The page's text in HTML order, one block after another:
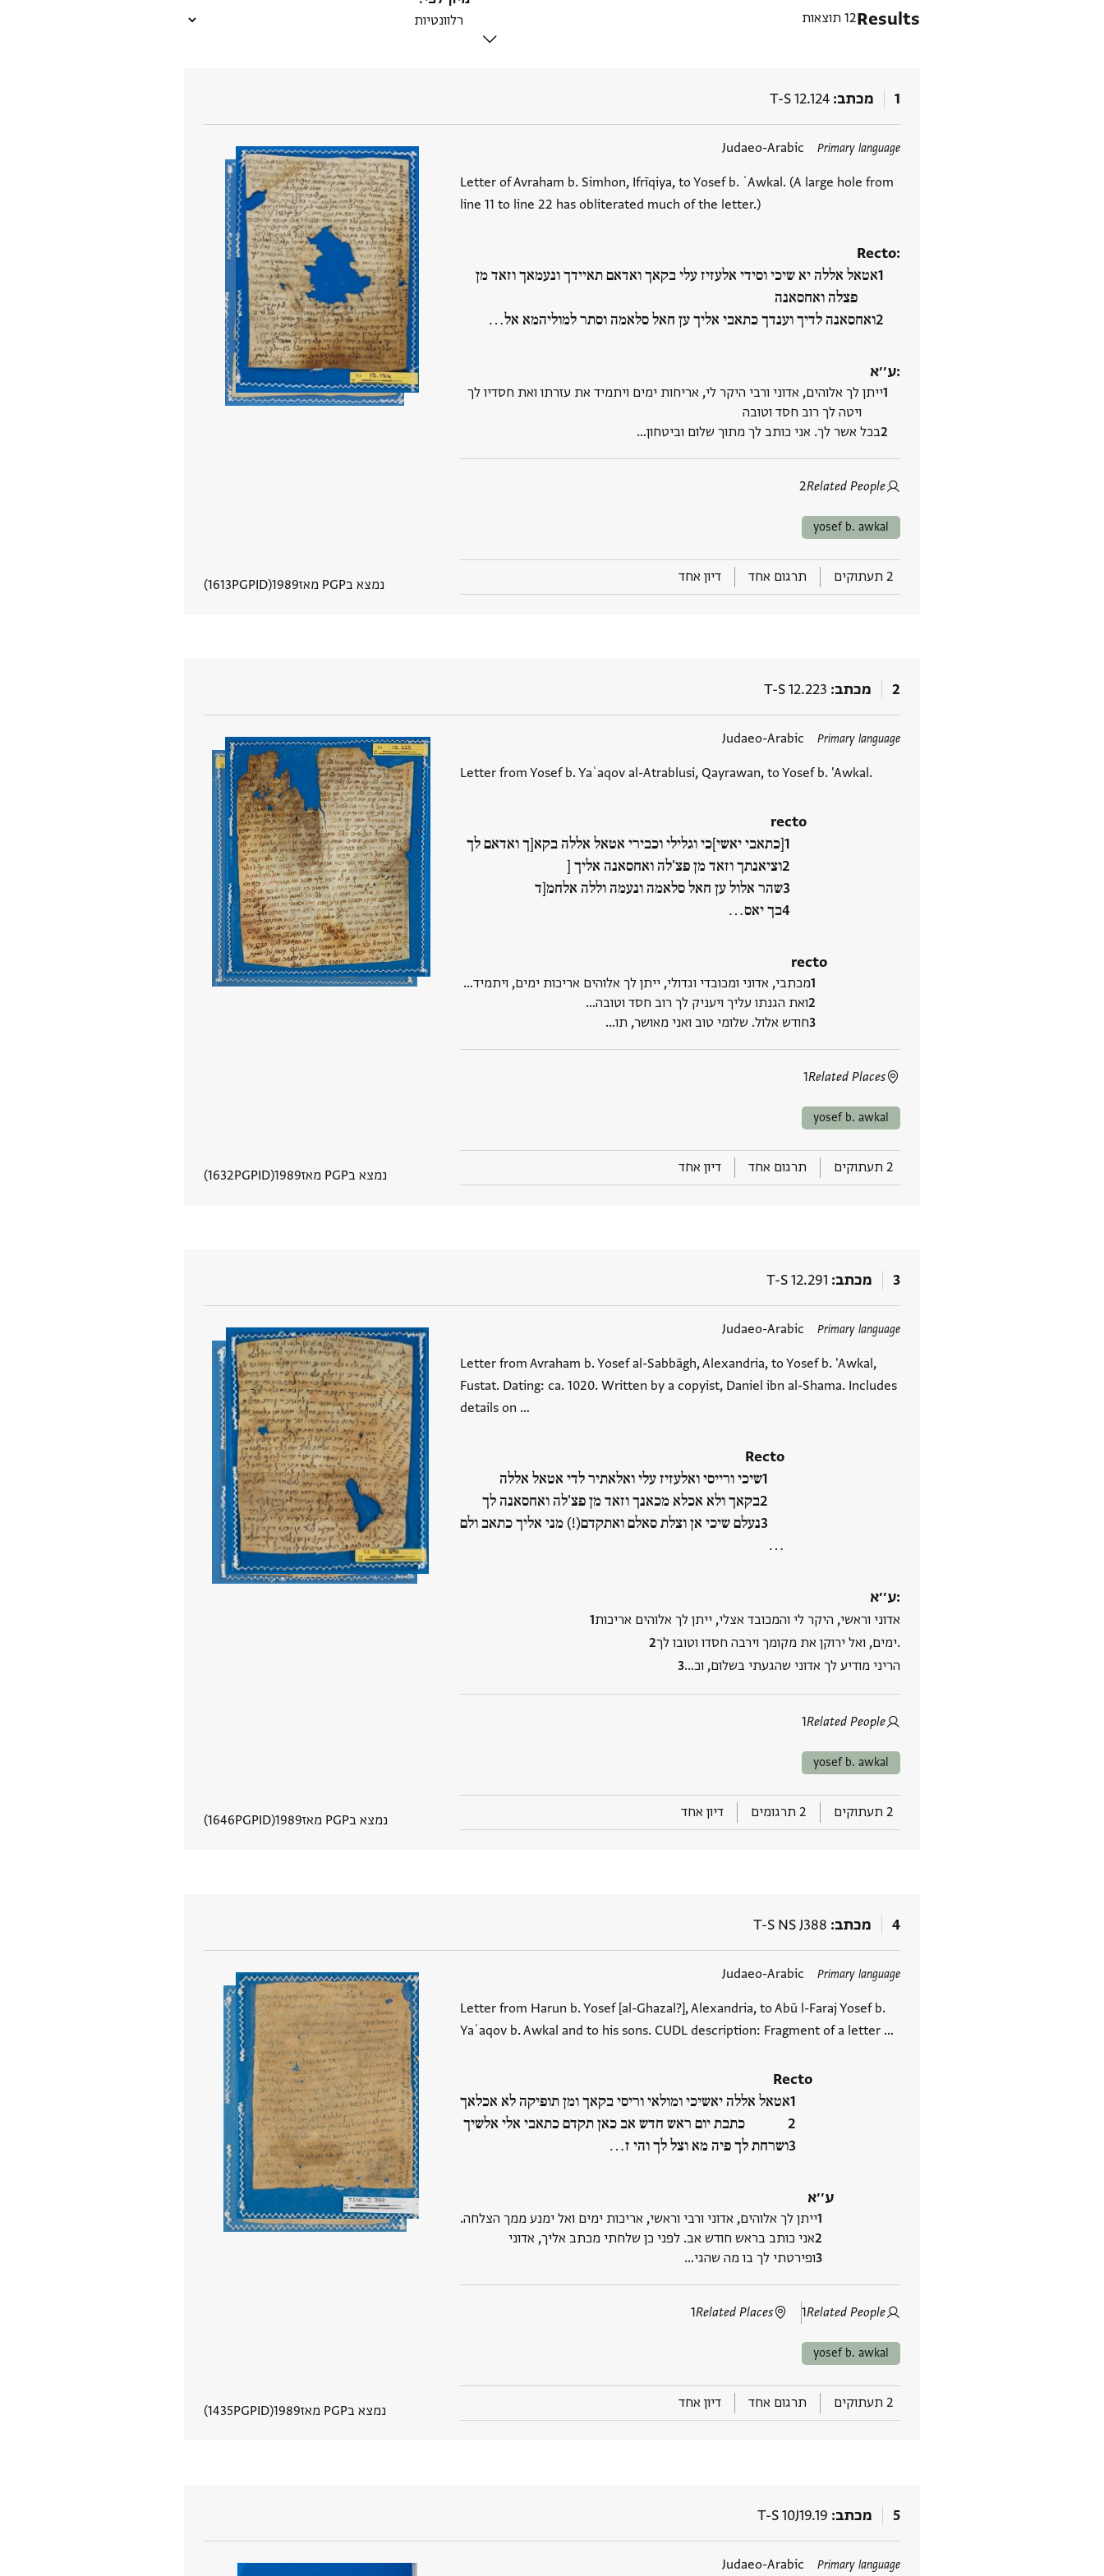
Results12 תוצאות
1 מכתב T-S 12.124
Primary language
Judaeo-Arabic
Letter of Avraham b. Simhon, Ifrīqiya, to Yosef b. ʿAwkal. (A large hole from
line 11 to line 22 has obliterated much of the letter.)
Recto:
אטאל אללה יא שיכי וסידי אלעזיז עלי בקאך ואדאם תאיידך ונעמאך וזאד מן
פצלה ואחסאנה
ואחסאנה לדיך וענדך כתאבי אליך ען חאל סלאמה וסתר למוליהמא אל‮…
ע׳׳א:
ייתן לך אלוהים, אדוני ורבי היקר לי, אריחות ימים ויתמיד את עזרתו ואת חסדיו לך
ויטה לך רוב חסד וטובה
בכל אשר לך. אני כותב לך מתוך שלום וביטחון‮…
Related People
2
תגים
yosef b. awkal
2 תעתוקים תרגום אחד דיון אחד נמצא בPGP מאז 1989
PGPID
1613
2 מכתב T-S 12.223
Primary language
Judaeo-Arabic
Letter from Yosef b. Yaʿaqov al-Atrablusi, Qayrawan, to Yosef b. 'Awkal.
recto
[כתאבי יאשי]כי וגלילי וכבירי אטאל אללה בקא[ך ואדאם לך
וציאנתך וזאד מן פצ'לה ואחסאנה אליך [
שהר אלול ען חאל סלאמה ונעמה וללה אלחמ[ד
בך יאס‮…
recto
מכתבי, אדוני ומכובדי וגדולי, ייתן לך אלוהים אריכות ימים, ויתמיד…
ואת הגנתו עליך ויעניק לך רוב חסד וטובה…
חודש אלול. שלומי טוב ואני מאושר, תו‮…
Related Places
1
תגים
yosef b. awkal
2 תעתוקים תרגום אחד דיון אחד נמצא בPGP מאז 1989
PGPID
1632
3 מכתב T-S 12.291
Primary language
Judaeo-Arabic
Letter from Avraham b. Yosef al-Sabbāgh, Alexandria, to Yosef b. 'Awkal,
Fustat. Dating: ca. 1020. Written by a copyist, Daniel ibn al-Shama. Includes
details on …
Recto
שיכי ורייסי ואלעזיז עלי ואלאתיר לדי אטאל אללה
בקאך ולא אכלא מכאנך וזאד מן פצ'לה ואחסאנה לך
נעלם שיכי אן וצלת סאלם ואתקדם(!) מני אליך כתאב ולם
‮…
ע׳׳א:
אדוני וראשי, היקר לי והמכובד אצלי, ייתן לך אלוהים אריכות
ימים, ואל ירוקן את מקומך וירבה חסדו וטובו לך.
הריני מודיע לך אדוני שהגעתי בשלום, וכ‮…
Related People
1
תגים
yosef b. awkal
2 תעתוקים 2 תרגומים דיון אחד נמצא בPGP מאז 1989
PGPID
1646
4 מכתב T-S NS J388
Primary language
Judaeo-Arabic
Letter from Harun b. Yosef [al-Ghazal?], Alexandria, to Abū l-Faraj Yosef b.
Yaʿaqov b. Awkal and to his sons. CUDL description: Fragment of a letter …
Recto
אטאל אללה יאשיכי ומולאי וריסי בקאך ומן תופיקה לא אכלאך
כתבת יום ראש חדש אב כאן תקדם כתאבי אלי אלשיך
ושרחת לך פיה מא וצל לך והי ז‮…
ע׳׳א
ייתן לך אלוהים, אדוני ורבי וראשי, אריכות ימים ואל ימנע ממך הצלחה.
אני כותב בראש חודש אב. לפני כן שלחתי מכתב אליך, אדוני
ופירטתי לך בו מה שהגי‮…
Related People
1
Related Places
1
תגים
yosef b. awkal
2 תעתוקים תרגום אחד דיון אחד נמצא בPGP מאז 1989
PGPID
1435
5 מכתב T-S 10J19.19
Primary language
Judaeo-Arabic תגים